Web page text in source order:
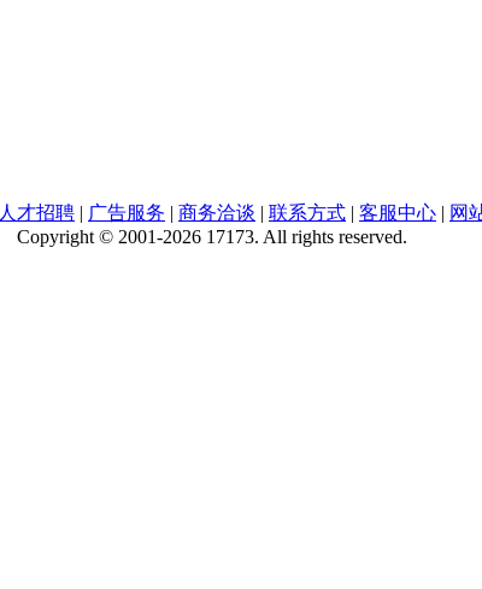
人才招聘 | 广告服务 | 商务洽谈 | 联系方式 | 客服中心 | 网
Copyright © 2001-2026 17173. All rights reserved.